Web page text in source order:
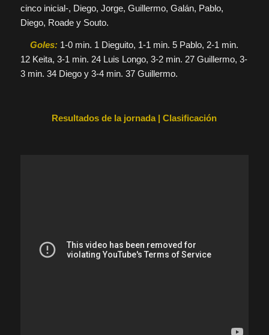
cinco inicial-, Diego, Jorge, Guillermo, Galán, Pablo,
Diego, Roade y Souto.
Goles: 1-0 min. 1 Dieguito, 1-1 min. 5 Pablo, 2-1 min.
12 Keita, 3-1 min. 24 Luis Longo, 3-2 min. 27 Guillermo, 3-
3 min. 34 Diego y 3-4 min. 37 Guillermo.
Resultados de la jornada | Clasificación